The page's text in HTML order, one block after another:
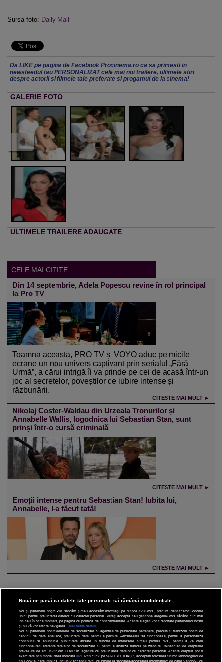
Sursa foto: Daily Mail
Da LIKE pe pagina de Facebook Procinema.ro ca sa primesti in
newsfeedul tau PERSONALIZAT cele mai noi trailere, ultimele stiri
despre actorii si filmele tale preferate si progamul de la cinema!
GALERIE FOTO
ULTIMELE TRAILERE ADAUGATE
CELE MAI CITITE
Din 14 septembrie, Adela Popescu revine în rol principal
la Pro TV
Toamna aceasta, PRO TV și VOYO aduc pe micile
ecrane un nou univers captivant prin serialul „Fără
Urmă”, a cărui intrigă îi va prinde pe cei de acasă într-un
joc al secretelor, poveștilor de iubire intense și
răzbunării.
CITESTE MAI MULT ►
Nikolaj Coster-Waldau din Urzeala Tronurilor și
Annabelle Wallis, logodnica lui Sebastian Stan, sunt
prinși într-o cursă criminală
CITESTE MAI MULT ►
Emoții intense pentru Sebastian Stan! Iubita lui,
Annabelle, l-a făcut tată!
CITESTE MAI MULT ►
CINEMA
DIVERTISMENT
STIRI
Nouă ne pasă ca datele tale personale să rămână confidențiale
Noi și partenerii noștri 201 stocăm și/sau accesăm informații pe dispozitivul dvs., precum identificatorii cookie
unici pentru prelucrarea datelor cu caracter personal. Puteți accepta sau gestiona alegerile dvs. făcând clic mai
jos sau în orice moment, pe pagina cu politica de confidențialitate. Aceste alegeri vor fi raportate partenerilor noștri
și nu vă vor afecta navigarea.
Mai multe detalii
Noi si partenerii nostri (retelele de socializare si agentiile de publicitate partenere, precum si furnizorii nostri de
servicii de date analitice) prelucram date pentru a permite website-ului sa functioneze, pentru a personaliza
continutul si anunturile publicitare afisate in functie de interesele si/sau profilul dvs., pentru a va oferi
functionalitati aferente retelelor de socializare si pentru a analiza traficul pe website. Beneficiati de drepturile
prevazute de art. 15-22 din GDPR in legatura cu prelucrarea datelor cu caracter personal. Aceste drepturi pot fi
exercitate prin modalitatea indicataaici . Prin click pe “ACCEPT TOATE”, acceptati folosirea tuturor Tehnologiilor de
tip Cookie, care implica inclusiv acceptul dvs. cu privire la stocarea/accesarea informatiilor de catre Vendor-ii cu